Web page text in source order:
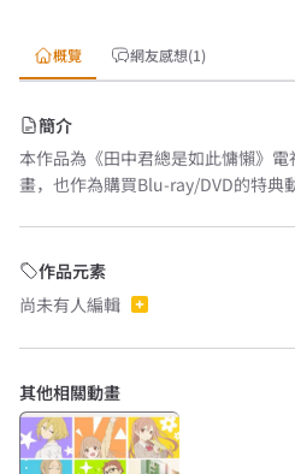
概覽 網友感想(1)
簡介
本作品為《田中君總是如此慵懶》
畫，也作為購買Blu-ray/DVD的特典
作品元素
尚未有人編輯
其他相關動畫